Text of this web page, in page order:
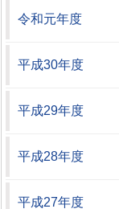
令和元年度
平成30年度
平成29年度
平成28年度
平成27年度